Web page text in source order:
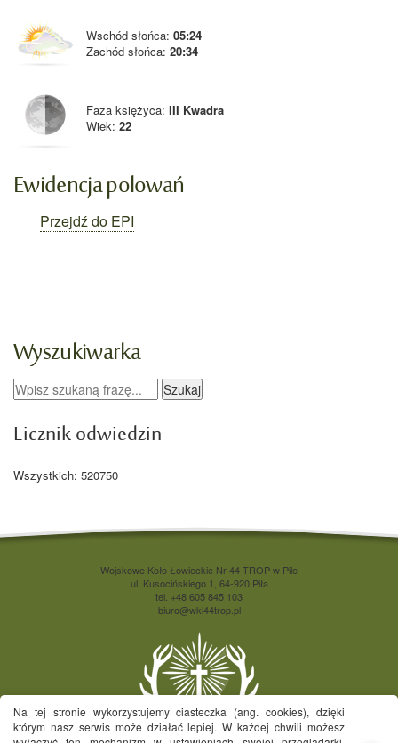
Na tej stronie wykorzystujemy ciasteczka (ang. cookies), dzięki
którym nasz serwis może działać lepiej. W każdej chwili możesz
Wschód słońca: 05:24
Zachód słońca: 20:34
Faza księżyca: III Kwadra
Wiek: 22
Ewidencja polowań
Przejdź do EPI
Wyszukiwarka
Licznik odwiedzin
Wszystkich: 520750
Wojskowe Koło Łowieckie Nr 44 TROP w Pile
ul. Kusocińskiego 1, 64-920 Piła
tel. +48 605 845 103
biuro@wkl44trop.pl